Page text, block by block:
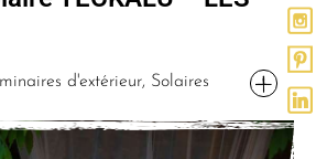
d'extérieur, Solaires